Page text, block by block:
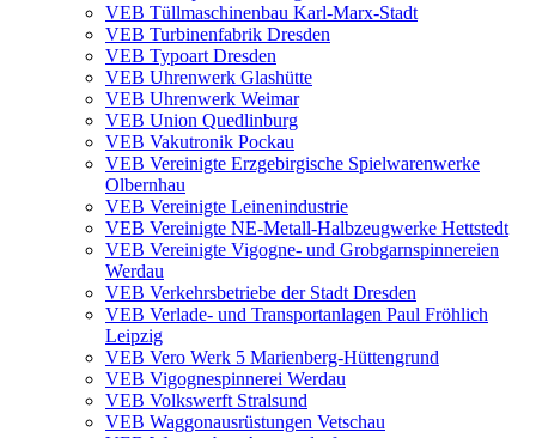
VEB Tüllmaschinenbau Karl-Marx-Stadt
VEB Turbinenfabrik Dresden
VEB Typoart Dresden
VEB Uhrenwerk Glashütte
VEB Uhrenwerk Weimar
VEB Union Quedlinburg
VEB Vakutronik Pockau
VEB Vereinigte Erzgebirgische Spielwarenwerke
Olbernhau
VEB Vereinigte Leinenindustrie
VEB Vereinigte NE-Metall-Halbzeugwerke Hettstedt
VEB Vereinigte Vigogne- und Grobgarnspinnereien
Werdau
VEB Verkehrsbetriebe der Stadt Dresden
VEB Verlade- und Transportanlagen Paul Fröhlich
Leipzig
VEB Vero Werk 5 Marienberg-Hüttengrund
VEB Vigognespinnerei Werdau
VEB Volkswerft Stralsund
VEB Waggonausrüstungen Vetschau